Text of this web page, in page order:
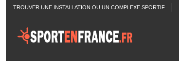
TROUVER UNE INSTALLATION OU UN COMPLEXE SPORTIF